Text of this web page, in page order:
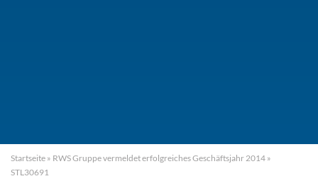
Startseite » RWS Gruppe vermeldet erfolgreiches Geschäftsjahr 2014 »
STL30691